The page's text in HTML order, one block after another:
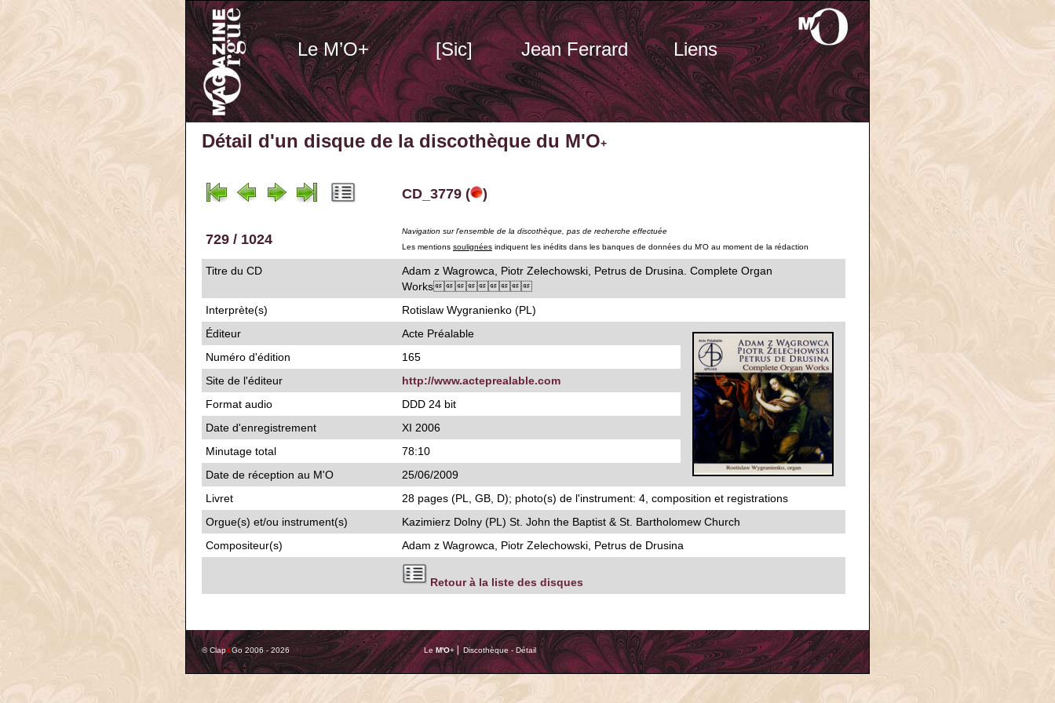
Le M’O+ [Sic] Jean Ferrard Liens
Détail d'un disque de la discothèque du M'O+
CD_3779 ( )
729 / 1024
Navigation sur l'ensemble de la discothèque, pas de recherche effectuée
Les mentions soulignées indiquent les inédits dans les banques de données du M'O au moment de la rédaction
Titre du CD
Adam z Wagrowca, Piotr Zelechowski, Petrus de Drusina. Complete Organ
Works
Interprète(s)
Rotislaw Wygranienko (PL)
Éditeur
Acte Préalable
Numéro d'édition
165
Site de l'éditeur
http://www.acteprealable.com
Format audio
DDD 24 bit
Date d'enregistrement
XI 2006
Minutage total
78:10
Date de réception au M'O
25/06/2009
Livret
28 pages (PL, GB, D); photo(s) de l'instrument: 4, composition et registrations
Orgue(s) et/ou instrument(s)
Kazimierz Dolny (PL) St. John the Baptist & St. Bartholomew Church
Compositeur(s)
Adam z Wagrowca, Piotr Zelechowski, Petrus de Drusina
Retour à la liste des disques
© Clap&Go 2006 - 2026 Le M'O+ ⎢ Discothèque - Détail